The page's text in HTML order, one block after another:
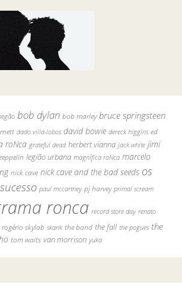
bob dylan bob marley bruce springsteen
dado villa-lobos david bowie dereck higgins ed
roNca grateful dead herbert vianna jack white jimi
legião urbana magnífica roNca marcelo
nick cave nick cave and the bad seeds os
paul mccartney pj harvey primal scream
ronca record store day renato
rogério skylab skank the band the fall the pogues the
tom waits van morrison yuka